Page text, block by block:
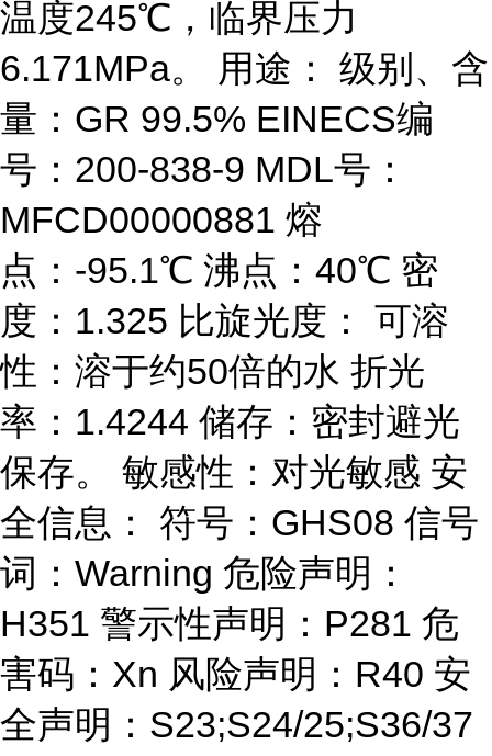
温度245℃，临界压力
6.171MPa。 用途： 级别、含
量：GR 99.5% EINECS编
号：200-838-9 MDL号：
MFCD00000881 熔
点：-95.1℃ 沸点：40℃ 密
度：1.325 比旋光度： 可溶
性：溶于约50倍的水 折光
率：1.4244 储存：密封避光
保存。 敏感性：对光敏感 安
全信息： 符号：GHS08 信号
词：Warning 危险声明：
H351 警示性声明：P281 危
害码：Xn 风险声明：R40 安
全声明：S23;S24/25;S36/37